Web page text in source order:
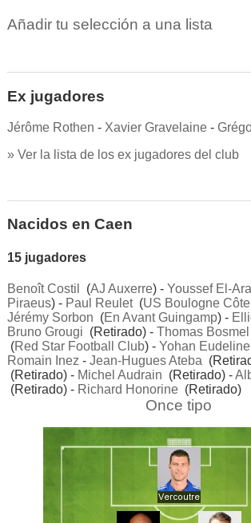
Añadir tu selección a una lista
Ex jugadores
Jérôme Rothen - Xavier Gravelaine-
» Ver la lista de los ex jugadores del club
Nacidos en Caen
15 jugadores
Benoît Costil (AJ Auxerre) - Youssef El-
Piraeus) - Paul Reulet(US Boulogne
Jérémy Sorbon (En Avant Guingamp) -
Bruno Grougi (Retirado) - Thomas Bosmel
(Red Star Football Club) - Yohan Eudeline
Romain Inez - Jean-Hugues Ateba
(Retirado) - Michel Audrain (Retirado) -
(Retirado) - Richard Honorine(Retirado)
Once tipo